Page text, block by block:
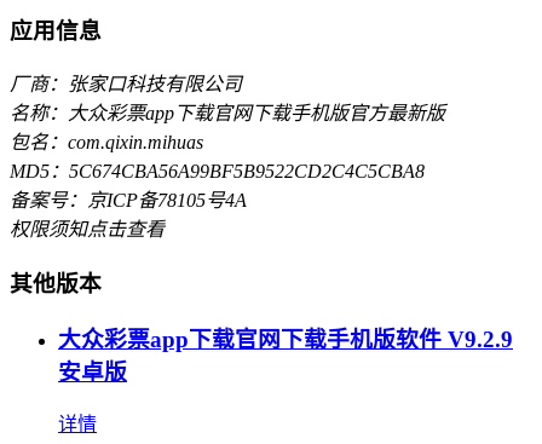
应用信息
厂商：张家口科技有限公司
名称：大众彩票app下载官网下载手机版官方最新版
包名：com.qixin.mihuas
MD5：5C674CBA56A99BF5B9522CD2C4C5CBA8
备案号：京ICP备78105号4A
权限须知点击查看
其他版本
大众彩票app下载官网下载手机版软件 V9.2.9
安卓版
详情